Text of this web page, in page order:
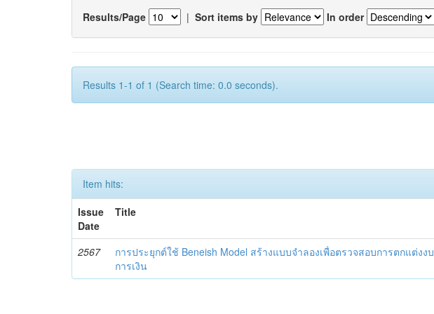
Results/Page | Sort items by In order
Results 1-1 of 1 (Search time: 0.0 seconds).
Item hits:
Issue
Date
Title
2567
การประยุกต์ใช้ Beneish Model สร้างแบบจำลองเพื่อตรวจสอบการตกแต่งงบ
การเงิน